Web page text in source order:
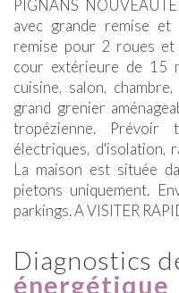
PIGNANS
avec grande remise et
remise pour 2 roues et
cour extérieure de 15
cuisine, salon,
grand grenier
tropézienne. Prévoir
électriques, d'isolation,
La maison est située
pietons uniquement.
parkings. A VISITER
diagnostics
énergétique